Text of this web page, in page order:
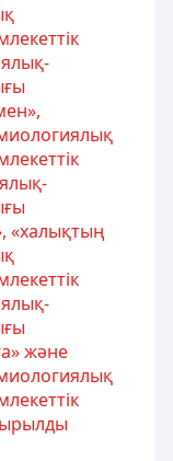
«халықтың
және